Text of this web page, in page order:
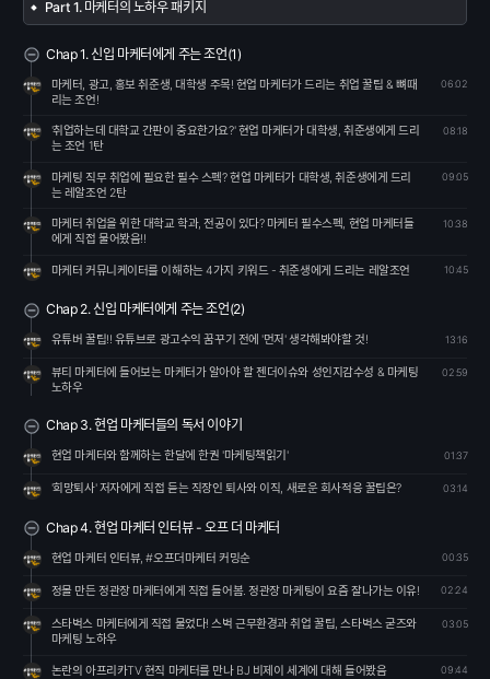
Part 1. 마케터의 노하우 패키지
Chap 1. 신입 마케터에게 주는 조언(1)
마케터, 광고, 홍보 취준생, 대학생 주목! 현업 마케터가 드리는 취업 꿀팁 & 뼈때
리는 조언!
06:02
'취업하는데 대학교 간판이 중요한가요?' 현업 마케터가 대학생, 취준생에게 드리
는 조언 1탄
08:18
마케팅 직무 취업에 필요한 필수 스펙? 현업 마케터가 대학생, 취준생에게 드리
는 레알조언 2탄
09:05
마케터 취업을 위한 대학교 학과, 전공이 있다? 마케터 필수스펙, 현업 마케터들
에게 직접 물어봤음!!
10:38
마케터 커뮤니케이터를 이해하는 4가지 키워드 - 취준생에게 드리는 레알조언 10:45
Chap 2. 신입 마케터에게 주는 조언(2)
유튜버 꿀팁!! 유튜브로 광고수익 꿈꾸기 전에 '먼저' 생각해봐야할 것! 13:16
뷰티 마케터에 들어보는 마케터가 알아야 할 젠더이슈와 성인지감수성 & 마케팅
노하우
02:59
Chap 3. 현업 마케터들의 독서 이야기
현업 마케터와 함께하는 한달에 한권 '마케팅책읽기' 01:37
'희망퇴사' 저자에게 직접 듣는 직장인 퇴사와 이직, 새로운 회사적응 꿀팁은? 03:14
Chap 4. 현업 마케터 인터뷰 - 오프 더 마케터
현업 마케터 인터뷰, #오프더마케터 커밍순 00:35
정몰 만든 정관장 마케터에게 직접 들어봄. 정관장 마케팅이 요즘 잘나가는 이유! 02:24
스타벅스 마케터에게 직접 물었다! 스벅 근무환경과 취업 꿀팁, 스타벅스 굳즈와
마케팅 노하우
03:05
논란의 아프리카TV 현직 마케터를 만나 BJ 비제이 세계에 대해 들어봤음 09:44